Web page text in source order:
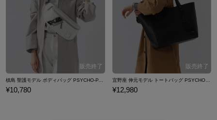
¥10,780
宜野座 伸元モデル トートバッグ PSYCHO-PASS サイコパス
¥12,980